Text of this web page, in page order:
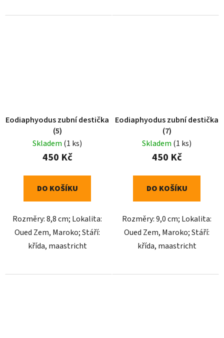
Eodiaphyodus zubní destička
(5)
Skladem (1 ks)
450 Kč
DO KOŠÍKU
Rozměry: 8,8 cm; Lokalita:
Oued Zem, Maroko; Stáří:
křída, maastricht
Eodiaphyodus zubní destička
(7)
Skladem (1 ks)
450 Kč
DO KOŠÍKU
Rozměry: 9,0 cm; Lokalita:
Oued Zem, Maroko; Stáří:
křída, maastricht